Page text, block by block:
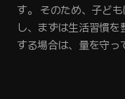
す。 そのため、子ど
し、まずは生活習慣
する場合は、量を守っ